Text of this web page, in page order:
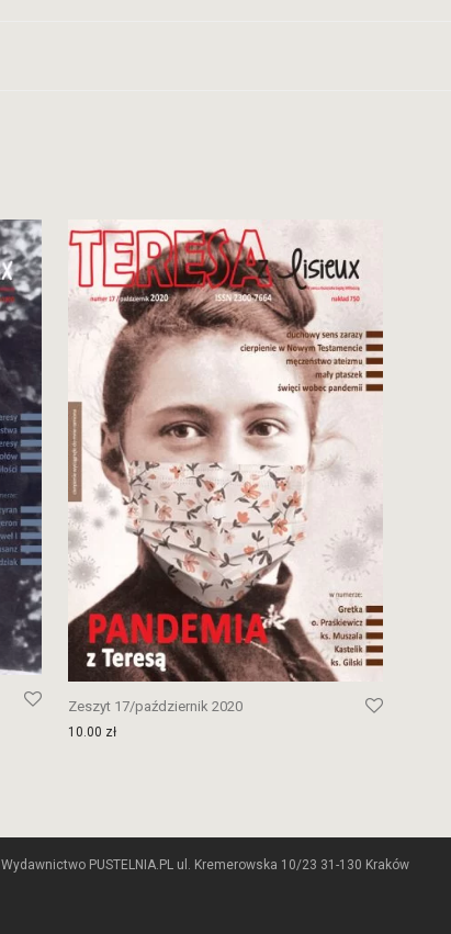
Zeszyt 17/październik 2020
10.00 zł
Wydawnictwo PUSTELNIA.PL ul. Kremerowska 10/23 31-130 Kraków